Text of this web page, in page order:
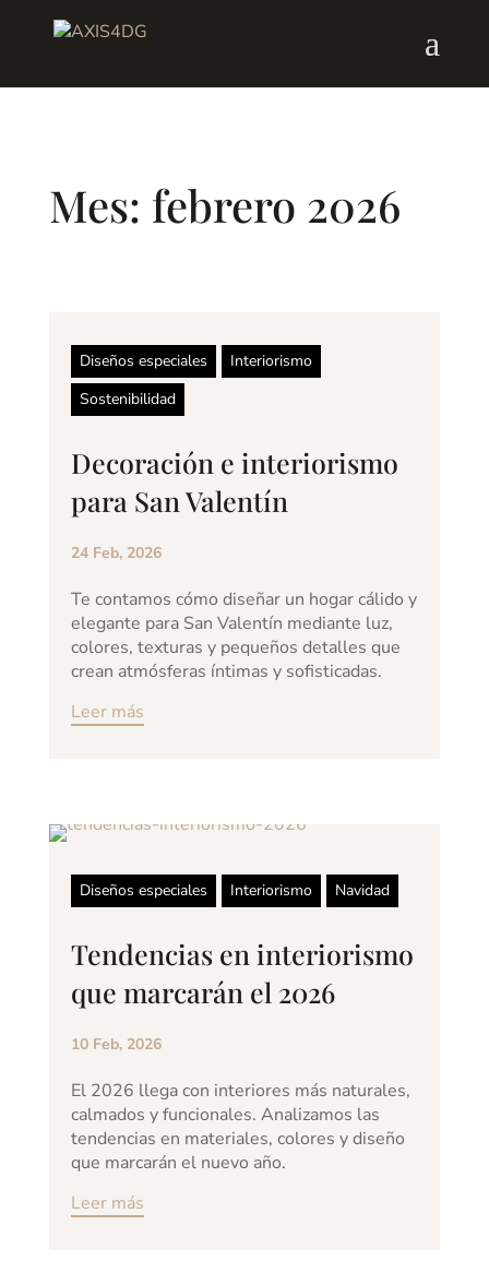
Mes: febrero 2026
Diseños especiales
Interiorismo
Sostenibilidad
Decoración e interiorismo
para San Valentín
24 Feb, 2026
Te contamos cómo diseñar un hogar cálido y
elegante para San Valentín mediante luz,
colores, texturas y pequeños detalles que
crean atmósferas íntimas y sofisticadas.
Leer más
Diseños especiales Interiorismo Navidad
Tendencias en interiorismo
que marcarán el 2026
10 Feb, 2026
El 2026 llega con interiores más naturales,
calmados y funcionales. Analizamos las
tendencias en materiales, colores y diseño
que marcarán el nuevo año.
Leer más